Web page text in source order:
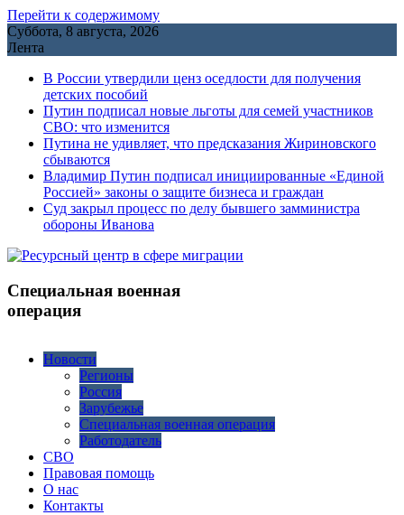
Перейти к содержимому
Суббота, 8 августа, 2026
Лента
В России утвердили ценз оседлости для получения
детских пособий
Путин подписал новые льготы для семей участников
СВО: что изменится
Путина не удивляет, что предсказания Жириновского
сбываются
Владимир Путин подписал инициированные «Единой
Россией» законы о защите бизнеса и граждан
Cуд закрыл процесс по делу бывшего замминистра
обороны Иванова
Специальная военная
операция
Новости
Регионы
Россия
Зарубежье
Специальная военная операция
Работодатель
СВО
Правовая помощь
О нас
Контакты